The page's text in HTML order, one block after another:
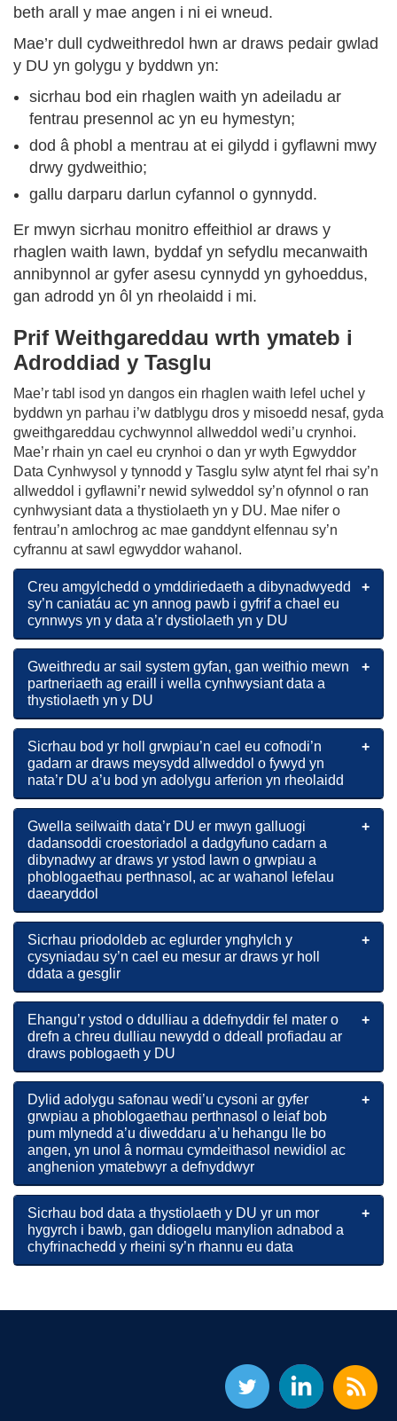
beth arall y mae angen i ni ei wneud.
Mae’r dull cydweithredol hwn ar draws pedair gwlad
y DU yn golygu y byddwn yn:
sicrhau bod ein rhaglen waith yn adeiladu ar
fentrau presennol ac yn eu hymestyn;
dod â phobl a mentrau at ei gilydd i gyflawni mwy
drwy gydweithio;
gallu darparu darlun cyfannol o gynnydd.
Er mwyn sicrhau monitro effeithiol ar draws y
rhaglen waith lawn, byddaf yn sefydlu mecanwaith
annibynnol ar gyfer asesu cynnydd yn gyhoeddus,
gan adrodd yn ôl yn rheolaidd i mi.
Prif Weithgareddau wrth ymateb i
Adroddiad y Tasglu
Mae’r tabl isod yn dangos ein rhaglen waith lefel uchel y
byddwn yn parhau i’w datblygu dros y misoedd nesaf, gyda
gweithgareddau cychwynnol allweddol wedi’u crynhoi.
Mae’r rhain yn cael eu crynhoi o dan yr wyth Egwyddor
Data Cynhwysol y tynnodd y Tasglu sylw atynt fel rhai sy’n
allweddol i gyflawni’r newid sylweddol sy’n ofynnol o ran
cynhwysiant data a thystiolaeth yn y DU. Mae nifer o
fentrau’n amlochrog ac mae ganddynt elfennau sy’n
cyfrannu at sawl egwyddor wahanol.
Creu amgylchedd o ymddiriedaeth a dibynadwyedd
sy’n caniatáu ac yn annog pawb i gyfrif a chael eu
cynnwys yn y data a’r dystiolaeth yn y DU
Gweithredu ar sail system gyfan, gan weithio mewn
partneriaeth ag eraill i wella cynhwysiant data a
thystiolaeth yn y DU
Sicrhau bod yr holl grwpiau’n cael eu cofnodi’n
gadarn ar draws meysydd allweddol o fywyd yn
nata’r DU a’u bod yn adolygu arferion yn rheolaidd
Gwella seilwaith data’r DU er mwyn galluogi
dadansoddi croestoriadol a dadgyfuno cadarn a
dibynadwy ar draws yr ystod lawn o grwpiau a
phoblogaethau perthnasol, ac ar wahanol lefelau
daearyddol
Sicrhau priodoldeb ac eglurder ynghylch y
cysyniadau sy’n cael eu mesur ar draws yr holl
ddata a gesglir
Ehangu’r ystod o ddulliau a ddefnyddir fel mater o
drefn a chreu dulliau newydd o ddeall profiadau ar
draws poblogaeth y DU
Dylid adolygu safonau wedi’u cysoni ar gyfer
grwpiau a phoblogaethau perthnasol o leiaf bob
pum mlynedd a’u diweddaru a’u hehangu lle bo
angen, yn unol â normau cymdeithasol newidiol ac
anghenion ymatebwyr a defnyddwyr
Sicrhau bod data a thystiolaeth y DU yr un mor
hygyrch i bawb, gan ddiogelu manylion adnabod a
chyfrinachedd y rheini sy’n rhannu eu data